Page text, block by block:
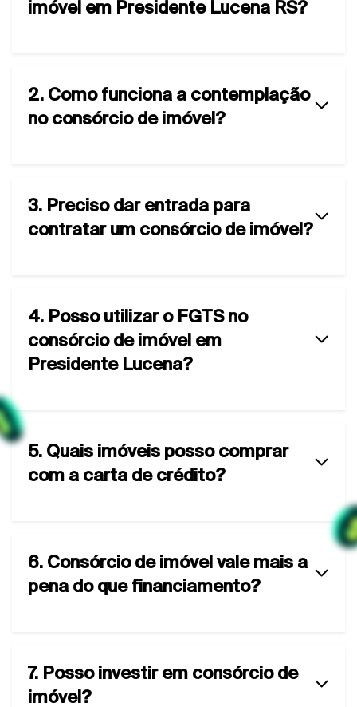
imóvel em Presidente Lucena RS?
2. Como funciona a contemplação
no consórcio de imóvel?
3. Preciso dar entrada para
contratar um consórcio de imóvel?
4. Posso utilizar o FGTS no
consórcio de imóvel em
Presidente Lucena?
5. Quais imóveis posso comprar
com a carta de crédito?
6. Consórcio de imóvel vale mais a
pena do que financiamento?
7. Posso investir em consórcio de
imóvel?